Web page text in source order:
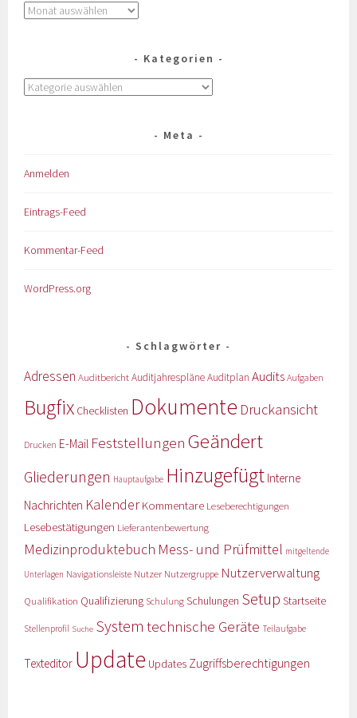
Kategorien
Meta
Anmelden
Eintrags-Feed
Kommentar-Feed
WordPress.org
Schlagwörter
Adressen AuditberichtAuditjahrespläneAuditplan Audits Aufgaben
Bugfix Checklisten Dokumente Druckansicht
Drucken E-Mail Feststellungen Geändert
Gliederungen Hauptaufgabe Hinzugefügt Interne
Nachrichten KalenderKommentare Leseberechtigungen
Lesebestätigungen Lieferantenbewertung
Medizinproduktebuch Mess- und Prüfmittel mitgeltende
Unterlagen Navigationsleiste Nutzer Nutzergruppe Nutzerverwaltung
Qualifikation Qualifizierung Schulung Schulungen Setup Startseite
Stellenprofil Suche System technische Geräte Teilaufgabe
Texteditor Update Updates Zugriffsberechtigungen